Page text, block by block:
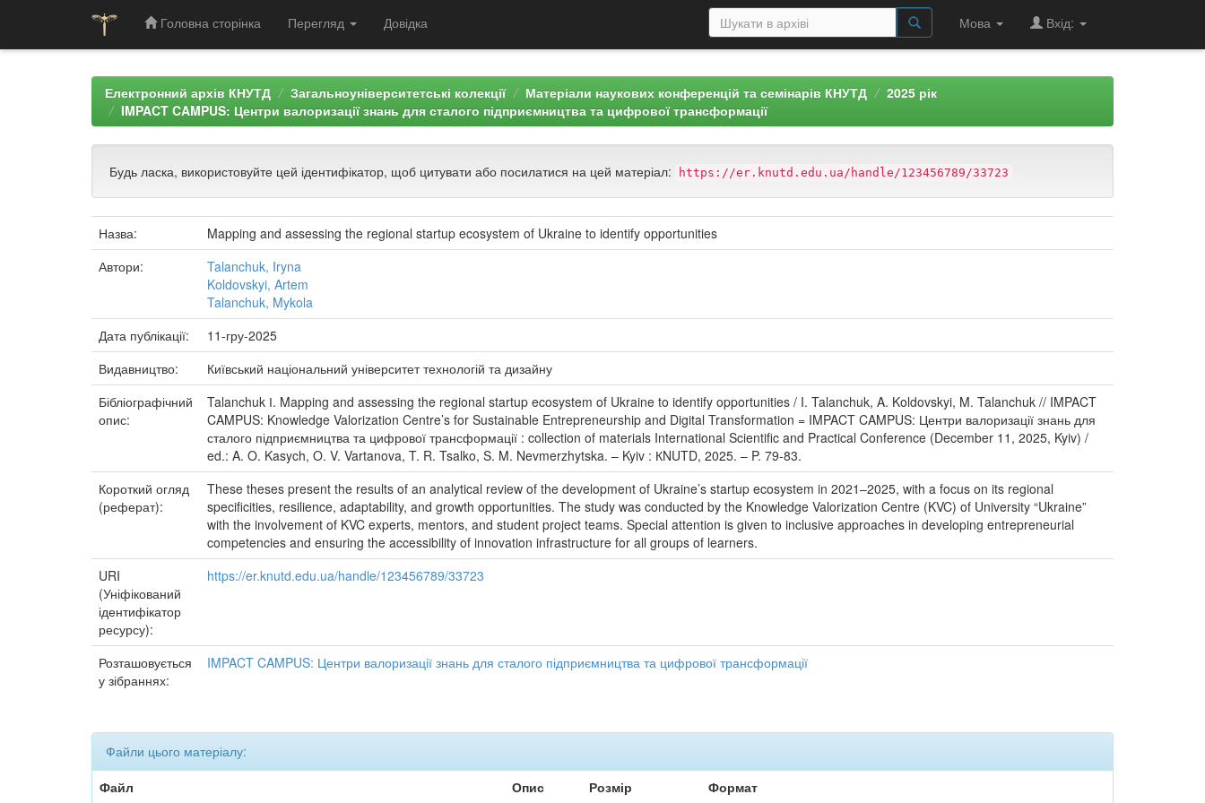
Головна сторінка Перегляд Довідка Мова Вхід:
Електронний архів КНУТД Загальноуніверситетські колекції Матеріали наукових конференцій та семінарів КНУТД
2025 рік
IMPACT CAMPUS: Центри валоризації знань для сталого підприємництва та цифрової трансформації
Будь ласка, використовуйте цей ідентифікатор, щоб цитувати або посилатися на цей матеріал: https://er.knutd.edu.ua/handle/123456789/33723
Назва:
Mapping and assessing the regional startup ecosystem of Ukraine to identify opportunities
Автори:
Talanchuk, Iryna
Koldovskyi, Artem
Talanchuk, Mykola
Дата публікації:
11-гру-2025
Видавництво:
Київський національний університет технологій та дизайну
Бібліографічний
опис:
Talanchuk І. Mapping and assessing the regional startup ecosystem of Ukraine to identify opportunities / I. Talanchuk, A. Koldovskyi, M. Talanchuk // IMPACT
CAMPUS: Knowledge Valorization Centre’s for Sustainable Entrepreneurship and Digital Transformation = IMPACT CAMPUS: Центри валоризації знань для
сталого підприємництва та цифрової трансформації : collection of materials International Scientific and Practical Conference (December 11, 2025, Kyiv) /
ed.: A. O. Kasych, O. V. Vartanova, T. R. Tsalko, S. M. Nevmerzhytska. – Kyiv : КNUTD, 2025. – P. 79-83.
Короткий огляд
(реферат):
These theses present the results of an analytical review of the development of Ukraine’s startup ecosystem in 2021–2025, with a focus on its regional
specificities, resilience, adaptability, and growth opportunities. The study was conducted by the Knowledge Valorization Centre (KVC) of University “Ukraine”
with the involvement of KVC experts, mentors, and student project teams. Special attention is given to inclusive approaches in developing entrepreneurial
competencies and ensuring the accessibility of innovation infrastructure for all groups of learners.
URI
(Уніфікований
ідентифікатор
ресурсу):
https://er.knutd.edu.ua/handle/123456789/33723
Розташовується
у зібраннях:
IMPACT CAMPUS: Центри валоризації знань для сталого підприємництва та цифрової трансформації
Файли цього матеріалу:
Файл
Опис Розмір Формат